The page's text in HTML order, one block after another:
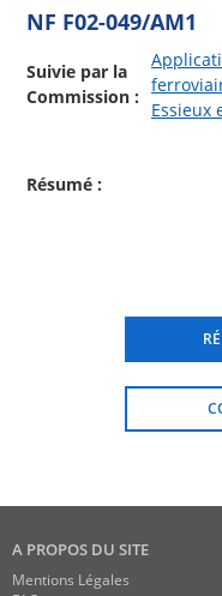
NF F02-049/AM1
Suivie par la
Commission :
Essieux
Résumé :
A PROPOS DU SITE
Mentions Légales